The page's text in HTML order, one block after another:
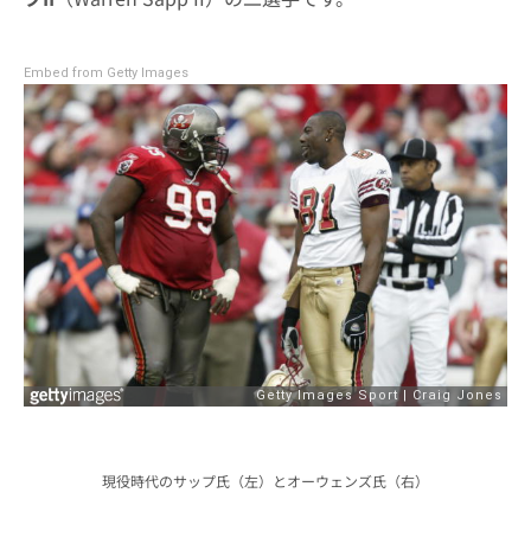
Embed from Getty Images
現役時代のサップ氏（左）とオーウェンズ氏（右）